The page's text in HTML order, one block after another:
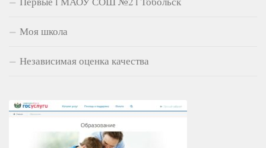
Моя школа
Независимая оценка качества